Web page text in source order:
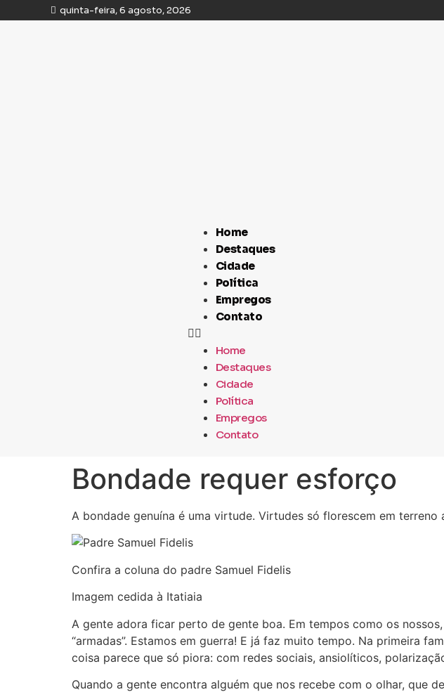
quinta-feira, 6 agosto, 2026
Home
Destaques
Cidade
Política
Empregos
Contato
Home
Destaques
Cidade
Política
Empregos
Contato
Bondade requer esforço
A bondade genuína é uma virtude. Virtudes só florescem em terreno
Confira a coluna do padre Samuel Fidelis
Imagem cedida à Itatiaia
A gente adora ficar perto de gente boa. Em tempos como os
“armadas”. Estamos em guerra! E já faz muito tempo. Na primeira
coisa parece que só piora: com redes sociais, ansiolíticos,
Quando a gente encontra alguém que nos recebe com o olhar, que